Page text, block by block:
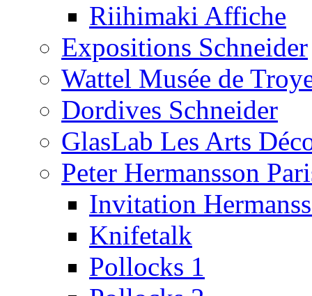
Riihimaki Affiche
Expositions Schneider
Wattel Musée de
Dordives Schneider
GlasLab Les Arts
Peter Hermansson
Invitation
Knifetalk
Pollocks 1